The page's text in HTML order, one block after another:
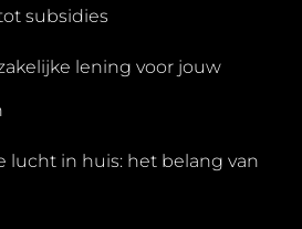
subsidies
lening voor jouw
lucht in huis: het belang van